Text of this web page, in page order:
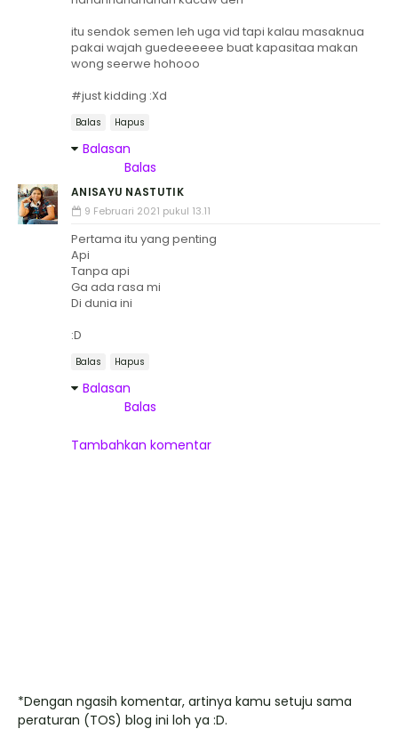
itu sendok semen leh uga vid tapi kalau masaknua
pakai wajah guedeeeeee buat kapasitaa makan
wong seerwe hohooo
#just kidding :Xd
Balas Hapus
Balasan
Balas
ANISAYU NASTUTIK
9 Februari 2021 pukul 13.11
Pertama itu yang penting
Api
Tanpa api
Ga ada rasa mi
Di dunia ini
:D
Balas Hapus
Balasan
Balas
Tambahkan komentar
*Dengan ngasih komentar, artinya kamu setuju sama
peraturan (TOS) blog ini loh ya :D.